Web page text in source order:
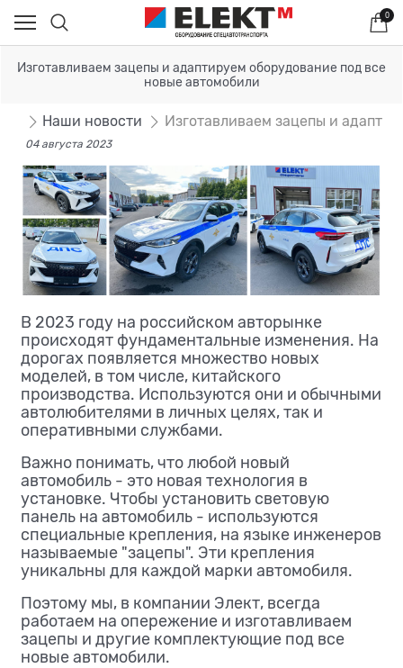
0
Изготавливаем зацепы и адаптируем оборудование под все
новые автомобили
Наши новости Изготавливаем зацепы и
04 августа 2023
В 2023 году на российском авторынке
происходят фундаментальные изменения. На
дорогах появляется множество новых
моделей, в том числе, китайского
производства. Используются они и обычными
автолюбителями в личных целях, так и
оперативными службами.
Важно понимать, что любой новый
автомобиль - это новая технология в
установке. Чтобы установить световую
панель на автомобиль - используются
специальные крепления, на языке инженеров
называемые "зацепы". Эти крепления
уникальны для каждой марки автомобиля.
Поэтому мы, в компании Элект, всегда
работаем на опережение и изготавливаем
зацепы и другие комплектующие под все
новые автомобили.